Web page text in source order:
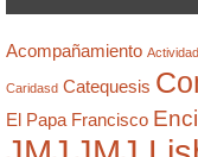
Acompañamiento Actividad
Caridasd Catequesis
El Papa Francisco